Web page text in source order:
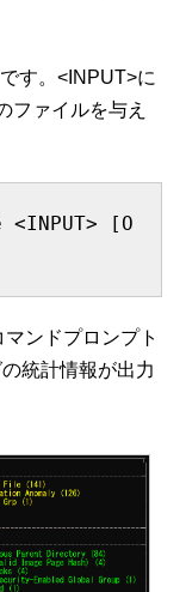
す。<INPUT>に
ファイルを与え
[O
ンドプロンプト
統計情報が出力